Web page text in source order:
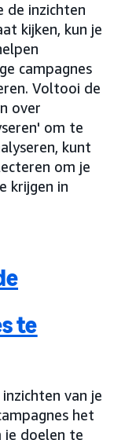
de inzichten
kijken, kun je
campagnes
Voltooi de
over
om te
kunt
om je
krijgen in
te
van je
het
je doelen te